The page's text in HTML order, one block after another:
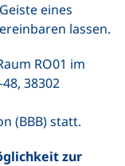
eines
lassen.
RO01 im
38302
(BBB) statt.
zur